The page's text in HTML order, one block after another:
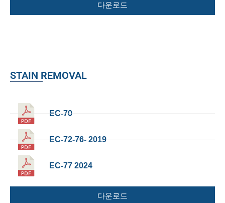
다운로드
STAIN REMOVAL
EC-70
EC-72-76- 2019
EC-77 2024
다운로드